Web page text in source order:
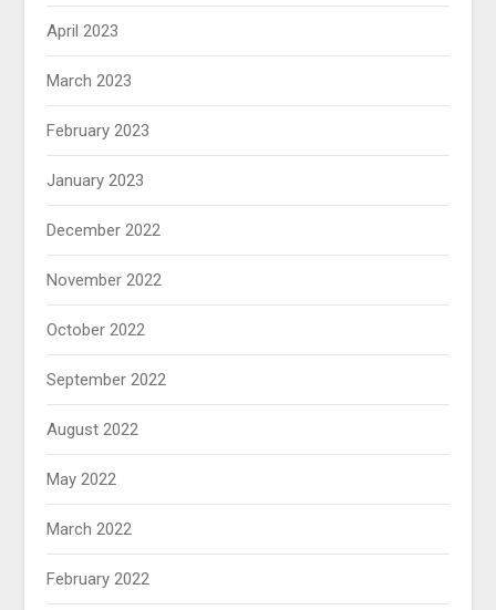
April 2023
March 2023
February 2023
January 2023
December 2022
November 2022
October 2022
September 2022
August 2022
May 2022
March 2022
February 2022